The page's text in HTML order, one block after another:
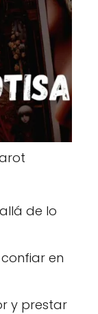
de lo
en
y prestar